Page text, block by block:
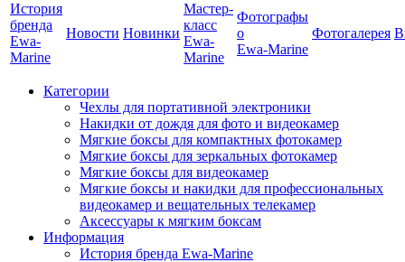
История
бренда
Ewa-
Marine
Новости Новинки
Мастер-
класс
Ewa-
Marine
Фотографы
о
Ewa-Marine
Фотогалерея
Категории
Чехлы для портативной электроники
Накидки от дождя для фото и видеокамер
Мягкие боксы для компактных фотокамер
Мягкие боксы для зеркальных фотокамер
Мягкие боксы для видеокамер
Мягкие боксы и накидки для профессиональных
видеокамер и вещательных телекамер
Аксессуары к мягким боксам
Информация
История бренда Ewa-Marine